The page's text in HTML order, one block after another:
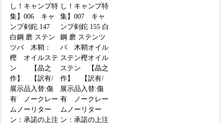
し！キャンプ特
集】006 キャ
ンプ剣鉈 147
白鋼 磨 ステン
ツバ 木鞘：
樫 オイルステ
ン 【晶之
作】 【訳有/
展示品入替:傷
有 ノークレー
ムノーリター
ン：承諾の上注
し！キャンプ特
集】007 キャ
ンプ剣鉈 155 白
鋼 磨 ステンツ
バ 木鞘オイル
ステン樫オイル
ステン 【晶之
作】 【訳有/
展示品入替:傷
有 ノークレー
ムノーリター
ン：承諾の上注